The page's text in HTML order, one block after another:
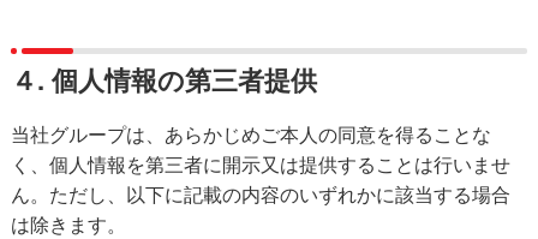
４. 個人情報の第三者提供
当社グループは、あらかじめご本人の同意を得ることな
く、個人情報を第三者に開示又は提供することは行いませ
ん。ただし、以下に記載の内容のいずれかに該当する場合
は除きます。